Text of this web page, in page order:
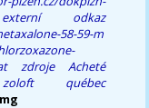
externí odkaz
58-59-m
zdroje
Acheté
québec